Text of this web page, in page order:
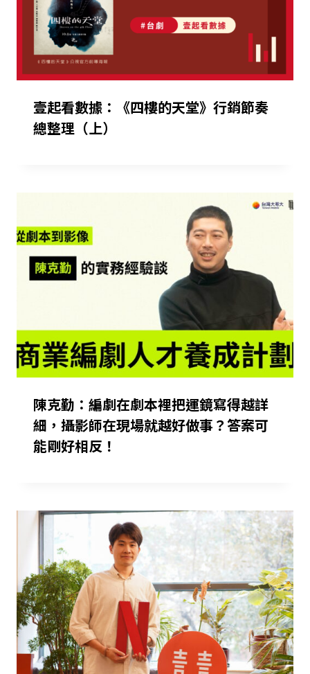
壹起看數據：《四樓的天堂》行銷節奏
總整理（上）
陳克勤：編劇在劇本裡把運鏡寫得越詳
細，攝影師在現場就越好做事？答案可
能剛好相反！